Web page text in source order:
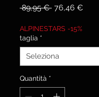
89,95 € Prezzo
76,46 €
ALPINESTARS -15%
taglia *
Quantità *